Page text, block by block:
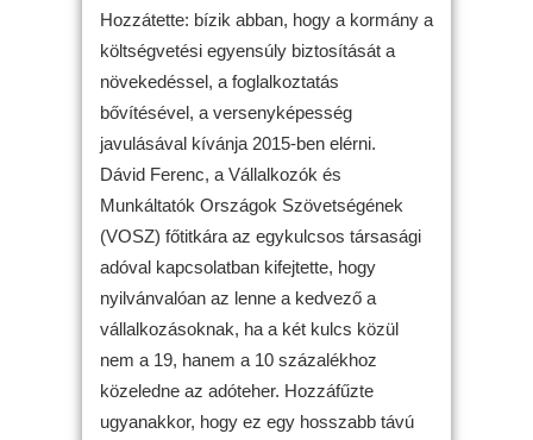
Hozzátette: bízik abban, hogy a kormány a
költségvetési egyensúly biztosítását a
növekedéssel, a foglalkoztatás
bővítésével, a versenyképesség
javulásával kívánja 2015-ben elérni.
Dávid Ferenc, a Vállalkozók és
Munkáltatók Országok Szövetségének
(VOSZ) főtitkára az egykulcsos társasági
adóval kapcsolatban kifejtette, hogy
nyilvánvalóan az lenne a kedvező a
vállalkozásoknak, ha a két kulcs közül
nem a 19, hanem a 10 százalékhoz
közeledne az adóteher. Hozzáfűzte
ugyanakkor, hogy ez egy hosszabb távú